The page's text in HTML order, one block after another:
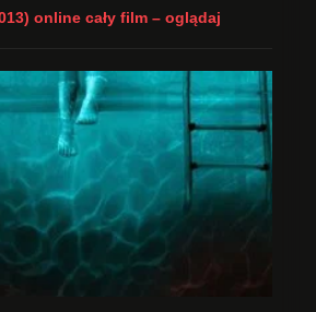
online cały film – oglądaj